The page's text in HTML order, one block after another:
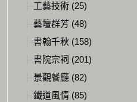
工藝技術 (25)
藝壇群芳 (48)
書翰千秋 (158)
書院宗祠 (201)
景觀餐廳 (82)
鐵道風情 (85)